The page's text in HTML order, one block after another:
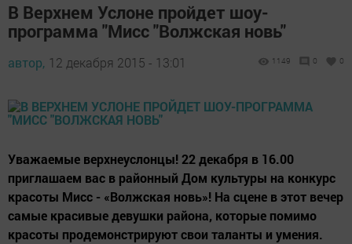
В Верхнем Услоне пройдет шоу-
программа "Мисс "Волжская новь"
автор, 12 декабря 2015 - 13:01 1149 0 0
Уважаемые верхнеуслонцы! 22 декабря в 16.00
приглашаем вас в районный Дом культуры на конкурс
красоты Мисс - «Волжская новь»! На сцене в этот вечер
самые красивые девушки района, которые помимо
красоты продемонстрируют свои таланты и умения.